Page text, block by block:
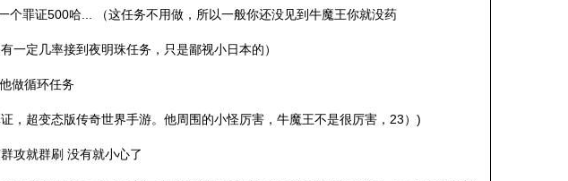
个罪证500哈... （这任务不用做，所以一般你还没见到牛魔王你就没药
一定几率接到夜明珠任务，只是鄙视小日本的）
做循环任务
，超变态版传奇世界手游。他周围的小怪厉害，牛魔王不是很厉害，23）)
攻就群刷 没有就小心了